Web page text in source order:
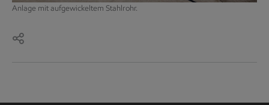
Anlage mit aufgewickeltem Stahlrohr.